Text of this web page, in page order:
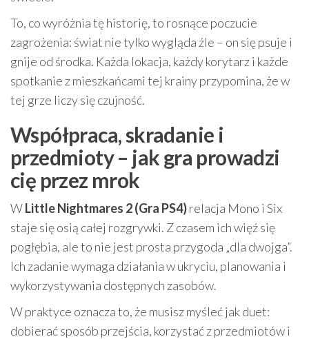
To, co wyróżnia tę historię, to rosnące poczucie
zagrożenia: świat nie tylko wygląda źle – on się psuje i
gnije od środka. Każda lokacja, każdy korytarz i każde
spotkanie z mieszkańcami tej krainy przypomina, że w
tej grze liczy się czujność.
Współpraca, skradanie i
przedmioty – jak gra prowadzi
cię przez mrok
WLittle Nightmares 2 (Gra PS4)relacja Mono i Six
staje się osią całej rozgrywki. Z czasem ich więź się
pogłębia, ale to nie jest prosta przygoda „dla dwojga”.
Ich zadanie wymaga działania w ukryciu, planowania i
wykorzystywania dostępnych zasobów.
W praktyce oznacza to, że musisz myśleć jak duet:
dobierać sposób przejścia, korzystać z przedmiotów i